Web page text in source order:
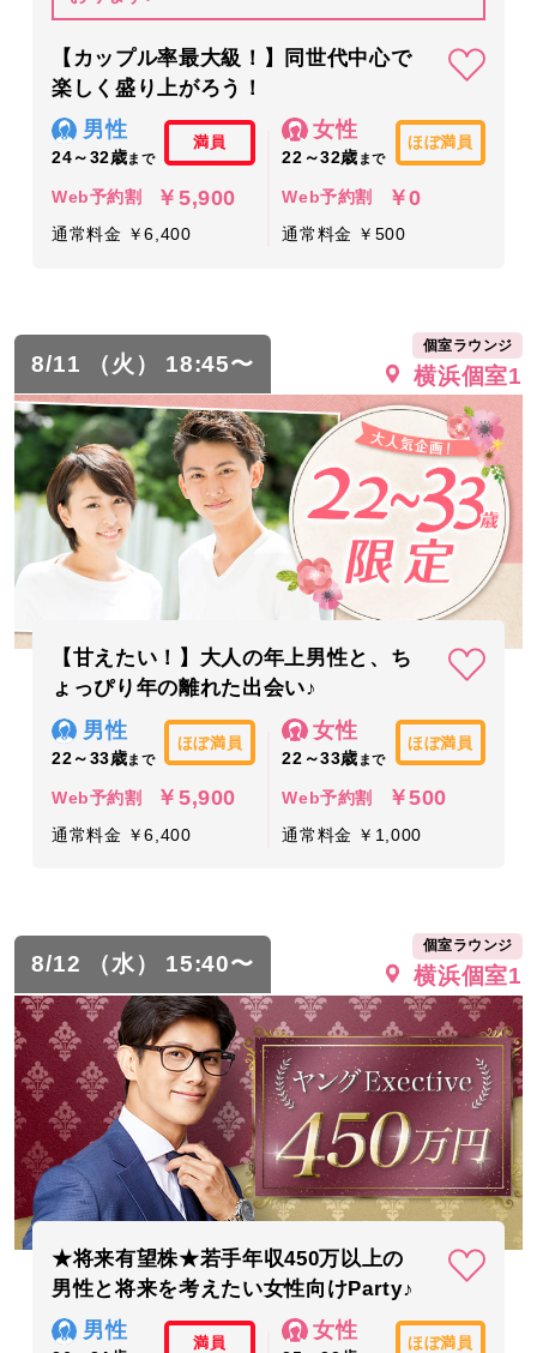
【カップル率最大級！】同世代中心で
楽しく盛り上がろう！
男性
24～32歳まで
満員
Web予約割 ￥5,900
通常料金 ￥6,400
女性
22～32歳 まで
ほぼ満員
Web予約割 ￥0
通常料金 ￥500
8/11 （火） 18:45〜
個室ラウンジ
横浜個室1
【甘えたい！】大人の年上男性と、ち
ょっぴり年の離れた出会い♪
男性
22～33歳まで
ほぼ満員
Web予約割 ￥5,900
通常料金 ￥6,400
女性
22～33歳 まで
ほぼ満員
Web予約割 ￥500
通常料金 ￥1,000
8/12 （水） 15:40〜
個室ラウンジ
横浜個室1
★将来有望株★若手年収450万以上の
男性と将来を考えたい女性向けParty♪
男性
満員
女性
ほぼ満員